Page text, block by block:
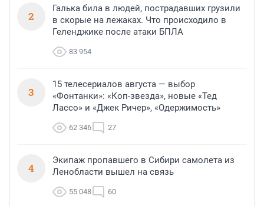
2
Галька била в людей, пострадавших грузили
в скорые на лежаках. Что происходило в
Геленджике после атаки БПЛА
83 954
3
15 телесериалов августа — выбор
«Фонтанки»: «Коп-звезда», новые «Тед
Лассо» и «Джек Ричер», «Одержимость»
62 346 27
4
Экипаж пропавшего в Сибири самолета из
Ленобласти вышел на связь
55 048 60